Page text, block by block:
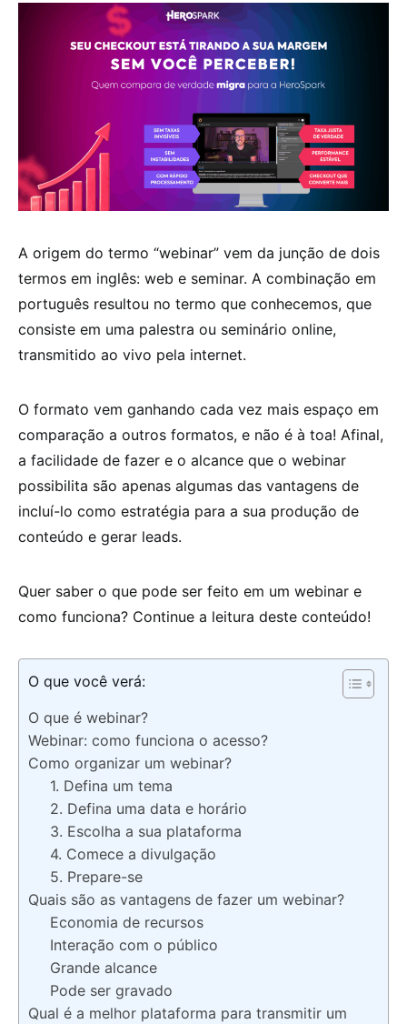
A origem do termo “webinar” vem da junção de dois
termos em inglês: web e seminar. A combinação em
português resultou no termo que conhecemos, que
consiste em uma palestra ou seminário online,
transmitido ao vivo pela internet.
O formato vem ganhando cada vez mais espaço em
comparação a outros formatos, e não é à toa! Afinal,
a facilidade de fazer e o alcance que o webinar
possibilita são apenas algumas das vantagens de
incluí-lo como estratégia para a sua produção de
conteúdo e gerar leads.
Quer saber o que pode ser feito em um webinar e
como funciona? Continue a leitura deste conteúdo!
O que você verá:
O que é webinar?
Webinar: como funciona o acesso?
Como organizar um webinar?
1. Defina um tema
2. Defina uma data e horário
3. Escolha a sua plataforma
4. Comece a divulgação
5. Prepare-se
Quais são as vantagens de fazer um webinar?
Economia de recursos
Interação com o público
Grande alcance
Pode ser gravado
Qual é a melhor plataforma para transmitir um